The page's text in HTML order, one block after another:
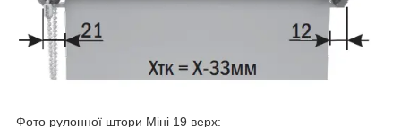
Фото рулонної штори Міні 19 верх: